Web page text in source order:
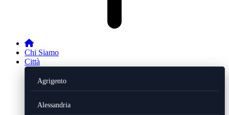
Chi Siamo
Città
Agrigento
Alessandria